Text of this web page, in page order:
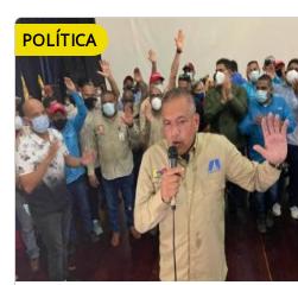
POLÍTICA